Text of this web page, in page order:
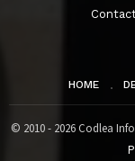
HOME
© 2010 - 2026 Codlea